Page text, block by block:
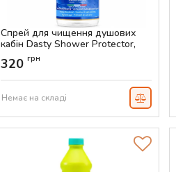
Спрей для чищення душових
кабін Dasty Shower Protector,
700 мл
Артикул:
320 грн
Немає на складі